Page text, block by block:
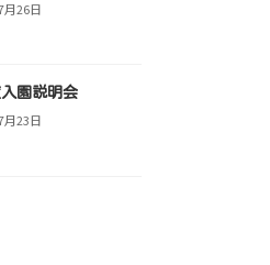
月26日
園説明会
月23日